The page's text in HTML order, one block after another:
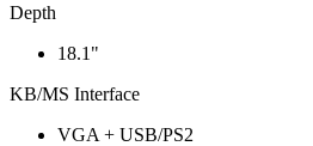
Depth
18.1"
KB/MS Interface
VGA + USB/PS2